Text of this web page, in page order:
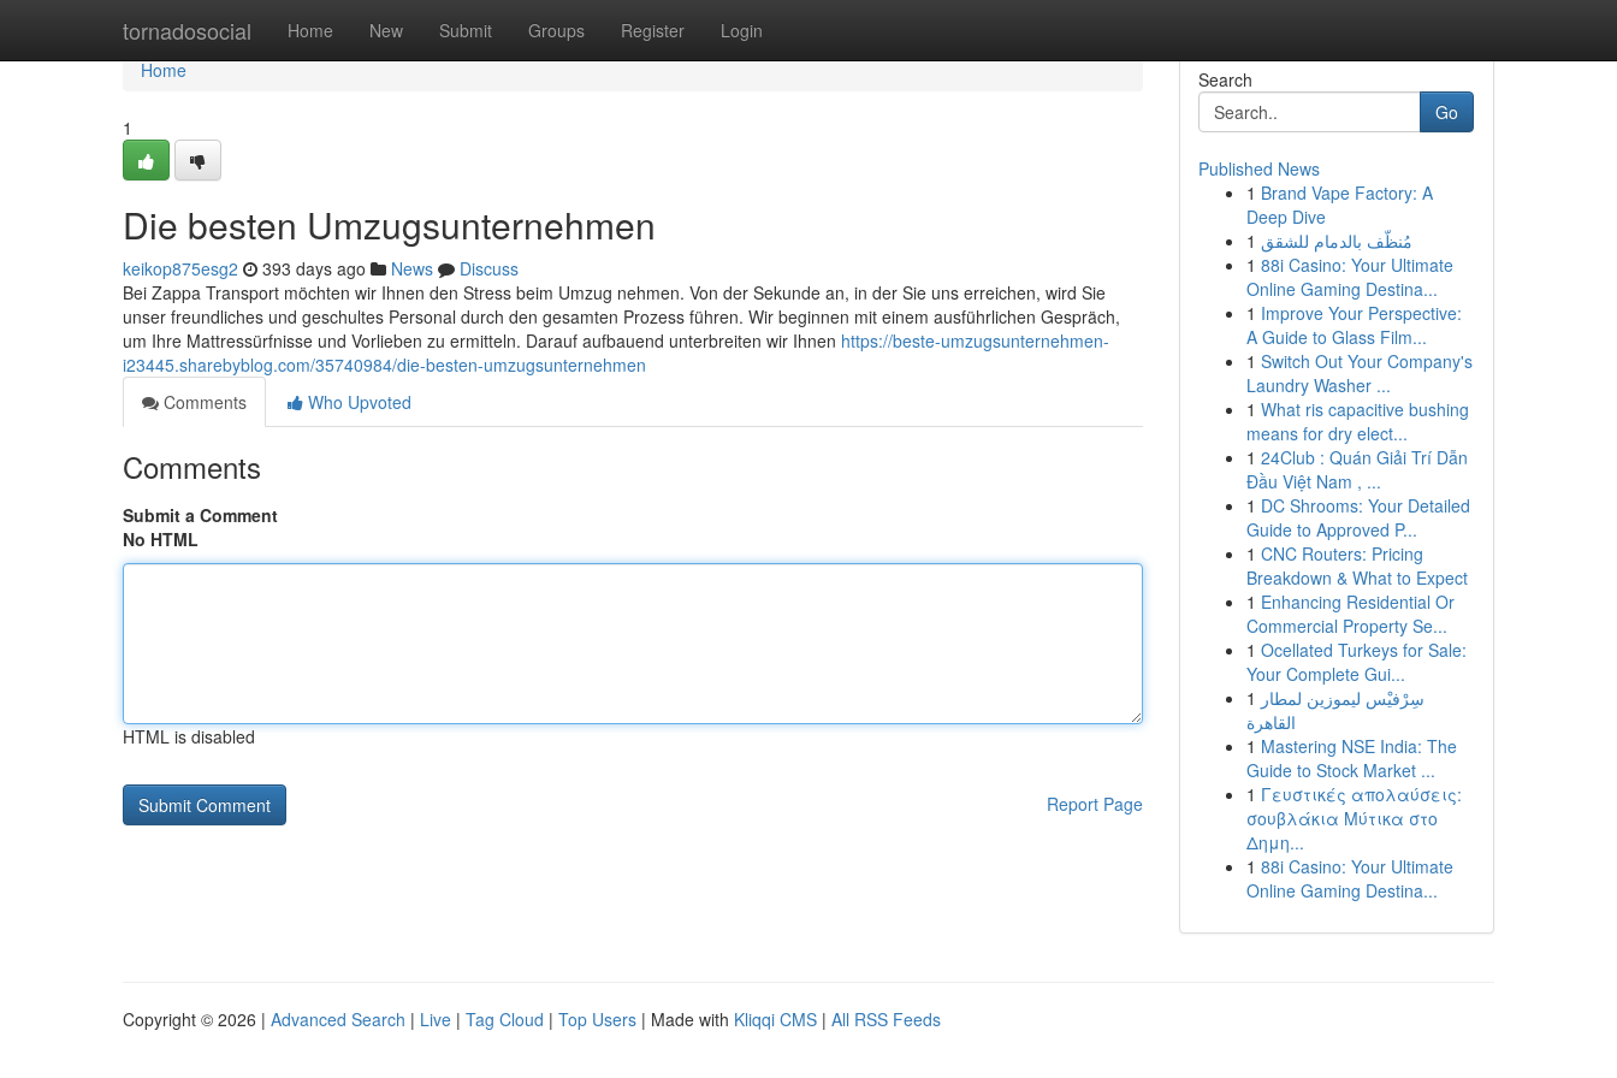
tornadosocial Home New Submit Groups Register Login
Home
Home
1
Die besten Umzugsunternehmen
keikop875esg2 393 days ago News
Discuss
Bei Zappa Transport möchten wir Ihnen den Stress beim Umzug nehmen. Von der Sekunde an, in der Sie uns erreichen, wird Sie
unser freundliches und geschultes Personal durch den gesamten Prozess führen. Wir beginnen mit einem ausführlichen Gespräch,
um Ihre Mattressürfnisse und Vorlieben zu ermitteln. Darauf aufbauend unterbreiten wir Ihnen https://beste-umzugsunternehmen-
i23445.sharebyblog.com/35740984/die-besten-umzugsunternehmen
Comments
Who Upvoted
Comments
Submit a Comment
No HTML
HTML is disabled
Report Page
Search
Go
Published News
1 Brand Vape Factory: A
Deep Dive
1 مُنظّف بالدمام للشقق
1 88i Casino: Your Ultimate
Online Gaming Destina...
1 Improve Your Perspective:
A Guide to Glass Film...
1 Switch Out Your Company's
Laundry Washer ...
1 What ris capacitive bushing
means for dry elect...
1 24Club : Quán Giải Trí Dẫn
Đầu Việt Nam , ...
1 DC Shrooms: Your Detailed
Guide to Approved P...
1 CNC Routers: Pricing
Breakdown & What to Expect
1 Enhancing Residential Or
Commercial Property Se...
1 Ocellated Turkeys for Sale:
Your Complete Gui...
1 سِرْفيْس ليموزين لمطار
القاهرة
1 Mastering NSE India: The
Guide to Stock Market ...
1 Γευστικές απολαύσεις:
σουβλάκια Μύτικα στο
Δημη...
1 88i Casino: Your Ultimate
Online Gaming Destina...
Copyright © 2026 | Advanced Search | Live | Tag Cloud | Top Users | Made with Kliqqi CMS | All RSS Feeds